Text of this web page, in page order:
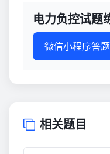
电力负控试题
微信小程序答题
相关题目